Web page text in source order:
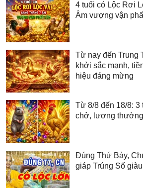
4 tuổi có Lộc Rơi
Âm vượng vận
Từ nay đến Trung
khởi sắc mạnh,
hiệu đáng mừng
Từ 8/8 đến 18/8: 3
chở, lương
Đúng Thứ Bảy,
giáp Trúng Số